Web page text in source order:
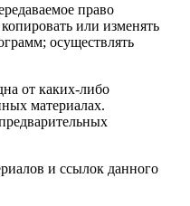
право
или изменять
осуществлять
от каких-либо
материалах.
и ссылок данного